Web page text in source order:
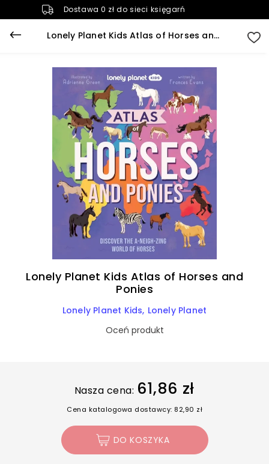
Dostawa 0 zł do sieci księgarń
Lonely Planet Kids Atlas of Horses and Ponies
Lonely Planet Kids Atlas of Horses and
Ponies
Lonely Planet Kids Lonely Planet
Oceń produkt
Nasza cena: 61,86 zł
Cena katalogowa dostawcy: 82,90 zł
DO KOSZYKA